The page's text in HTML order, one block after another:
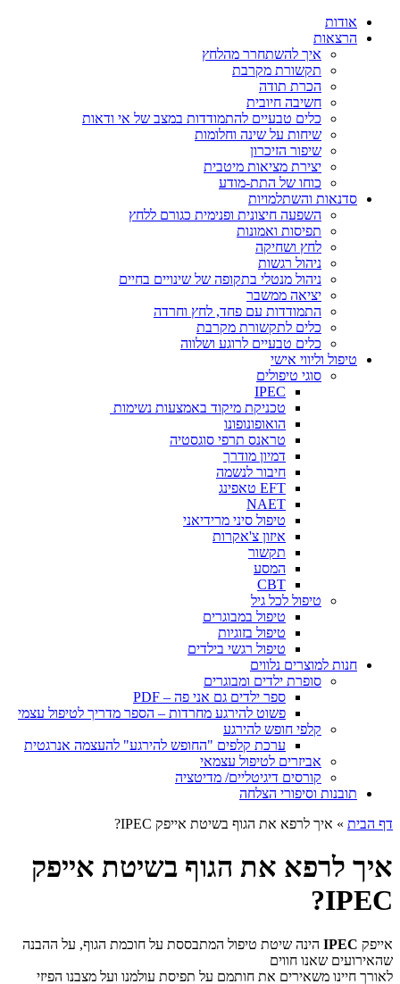
אודות
הרצאות
איך להשתחרר מהלחץ
תקשורת מקרבת
הכרת תודה
חשיבה חיובית
כלים טבעיים להתמודדות במצב של אי ודאות
שיחות על שינה וחלומות
שיפור הזיכרון
יצירת מציאות מיטבית
כוחו של התת-מודע
סדנאות והשתלמויות
השפעה חיצונית ופנימית כגורם ללחץ
תפיסות ואמונות
לחץ ושחיקה
ניהול רגשות
ניהול מנטלי בתקופה של שינויים בחיים
יציאה ממשבר
התמודדות עם פחד, לחץ וחרדה
כלים לתקשורת מקרבת
כלים טבעיים לרוגע ושלווה
טיפול וליווי אישי
סוגי טיפולים
IPEC
טכניקת מיקוד באמצעות נשימות
הואופונופונו
טראנס תרפי סוגסטיה
דמיון מודרך
חיבור לנשמה
EFT טאפינג
NAET
טיפול סיני מרידיאני
איזון צ'אקרות
תקשור
המסע
CBT
טיפול לכל גיל
טיפול במבוגרים
טיפול בזוגיות
טיפול רגשי בילדים
חנות למוצרים נלווים
סופרת ילדים ומבוגרים
ספר ילדים גם אני פה – PDF
פשוט להירגע מחרדות – הספר מדריך לטיפול עצמי
קלפי חופש להירגע
ערכת קלפים "החופש להירגע" להעצמה אנרגטית
אביזרים לטיפול עצמאי
קורסים דיגיטליים/ מדיטציה
תובנות וסיפורי הצלחה
דף הבית » איך לרפא את הגוף בשיטת אייפק IPEC?
איך לרפא את הגוף בשיטת אייפק
IPEC?
אייפק IPEC הינה שיטת טיפול המתבססת על חוכמת הגוף, על ההבנה
שהאירועים שאנו חווים
לאורך חיינו משאירים את חותמם על תפיסת עולמנו ועל מצבנו הפיזי